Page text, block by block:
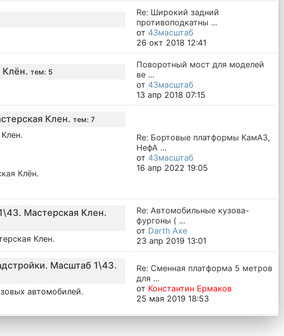
Re: Широкий задний
противоподкатны ...
от 43масштаб
26 окт 2018 12:41
тем: 5
Поворотный мост для моделей
ве ...
от 43масштаб
13 апр 2018 07:15
Клен. тем: 7
Клён.
Re: Бортовые платформы КамАЗ,
НефА ...
от 43масштаб
16 апр 2022 19:05
Мастерская Клен.
Клен.
Re: Автомобильные кузова-
фургоны ( ...
от Darth Axe
23 апр 2019 13:01
Масштаб 1\43.
автомобилей.
Re: Сменная платформа 5 метров
для ...
от Константин Ермаков
25 мая 2019 18:53